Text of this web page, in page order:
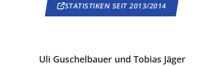
STATISTIKEN SEIT 2013/2014
Uli Guschelbauer und Tobias Jäger